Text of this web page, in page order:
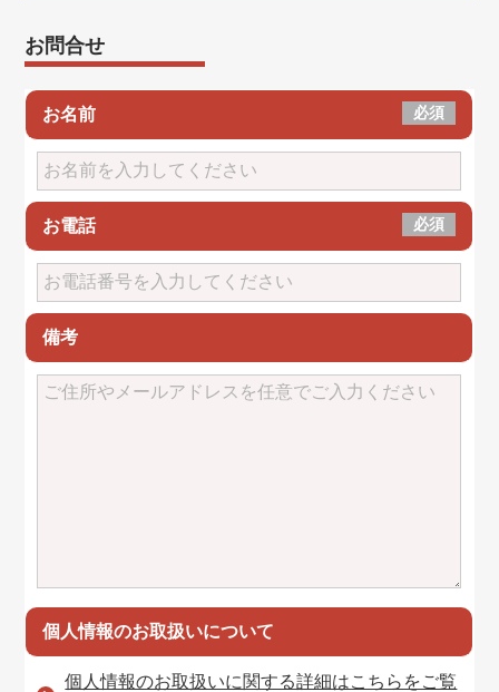
お問合せ
お名前 必須
お電話 必須
備考
個人情報のお取扱いについて
個人情報のお取扱いに関する詳細はこちらをご覧